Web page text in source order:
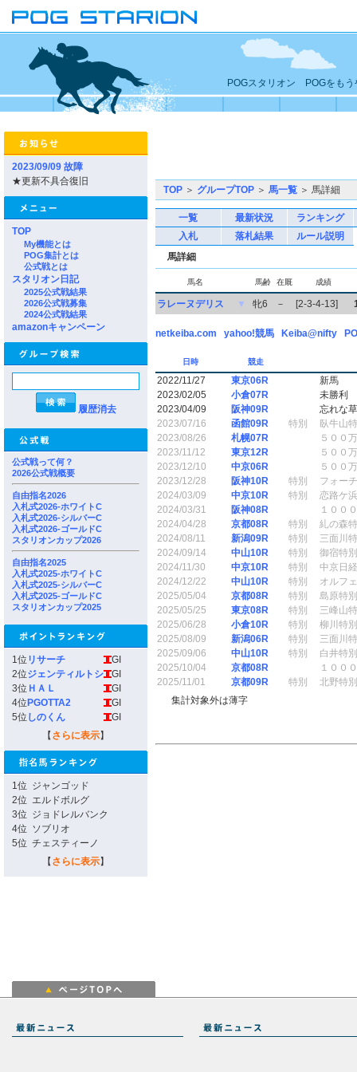
POGスタリオン POGをもう
2023/09/09 故障
★更新不具合復旧
TOP
My機能とは
POG集計とは
公式戦とは
スタリオン日記
2025公式戦結果
2026公式戦募集
2024公式戦結果
amazonキャンペーン
履歴消去
公式戦って何？
2026公式戦概要
自由指名2026
入札式2026-ホワイトC
入札式2026-シルバーC
入札式2026-ゴールドC
スタリオンカップ2026
自由指名2025
入札式2025-ホワイトC
入札式2025-シルバーC
入札式2025-ゴールドC
スタリオンカップ2025
1位 リサーチ
GI
2位ジェンティルトシ
GI
3位 ＨＡＬ
GI
4位 PGOTTA2
GI
5位 しのくん
GI
【 さらに表示】
1位 ジャンゴッド
2位 エルドボルグ
3位 ジョドレルバンク
4位 ソブリオ
5位 チェスティーノ
【 さらに表示】
TOP ＞ グループTOP ＞ 馬一覧 ＞ 馬詳細
一覧 最新状況
ランキング
入札
落札結果
ルール説明
馬詳細
馬名 馬齢 在厩 成績
ラレーヌデリス ▼ 牝6 － [2-3-4-13]
netkeiba.com yahoo!競馬 Keiba@nifty
日時 競走
2022/11/27 東京06R
新馬
2023/02/05
小倉07R
未勝利
2023/04/09
阪神09R
忘れな
2023/07/16
函館09R 特別
臥牛山
2023/08/26
札幌07R
５００
2023/11/12
東京12R
５００
2023/12/10
中京06R
５００
2023/12/28
阪神10R 特別
フォー
2024/03/09
中京10R 特別
恋路ケ
2024/03/31
阪神08R
１００
2024/04/28
京都08R 特別
糺の森
2024/08/11
新潟09R 特別
三面川
2024/09/14
中山10R 特別
御宿特別
2024/11/30
中京10R 特別
中京日
2024/12/22
中山10R 特別
オルフ
2025/05/04
京都08R 特別
島原特別
2025/05/25
東京08R 特別
三峰山
2025/06/28
小倉10R 特別
柳川特別
2025/08/09
新潟06R 特別
三面川
2025/09/06
中山10R 特別
白井特別
2025/10/04
京都08R
１００
2025/11/01
京都09R 特別
北野特別
集計対象外は薄字